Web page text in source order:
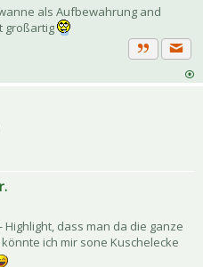
als Aufbewahrung and
großartig
Zitat
dass man da die ganze
ich mir sone Kuschelecke